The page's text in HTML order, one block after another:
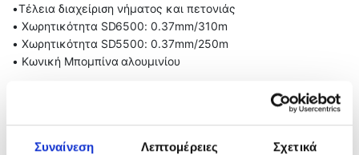
Συναίνεση Λεπτομέρειες Σχετικά
•Τέλεια διαχείριση νήματος και πετονιάς
• Χωρητικότητα SD6500: 0.37mm/310m
• Χωρητικότητα SD5500: 0.37mm/250m
• Κωνική Μπομπίνα αλουμινίου